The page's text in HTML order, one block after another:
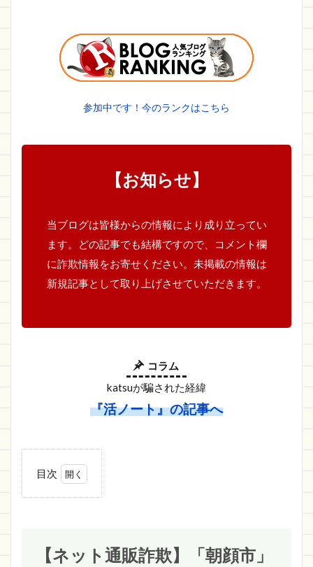
参加中です！今のランクはこちら
【お知らせ】
当ブログは皆様からの情報により成り立ってい
ます。どの記事でも結構ですので、コメント欄
に詐欺情報をお寄せください。未掲載の情報は
新規記事として取り上げさせていただきます。
コラム
katsuが騙された経緯
『活ノート』の記事へ
目次
欺】
【ネット通販詐欺】「朝顔市」